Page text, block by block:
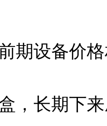
期设备价
，长期下